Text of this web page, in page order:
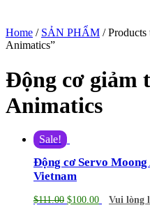
Home / SẢN PHẨM /
Animatics”
Động cơ giảm
Animatics
Sale!
Động cơ Servo
Vietnam
$111.00 $100.00 Vui lòng